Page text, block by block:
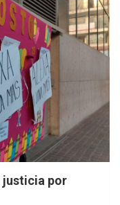
justicia por